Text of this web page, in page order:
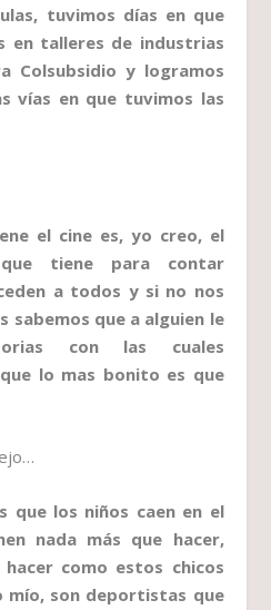
tuvimos días en que
en talleres de industrias
Colsubsidio y logramos
vías en que tuvimos las
el cine es, yo creo, el
que tiene para contar
a todos y si no nos
sabemos que a alguien le
con las cuales
lo mas bonito es que
que los niños caen en el
nada más que hacer,
como estos chicos
mío, son deportistas que